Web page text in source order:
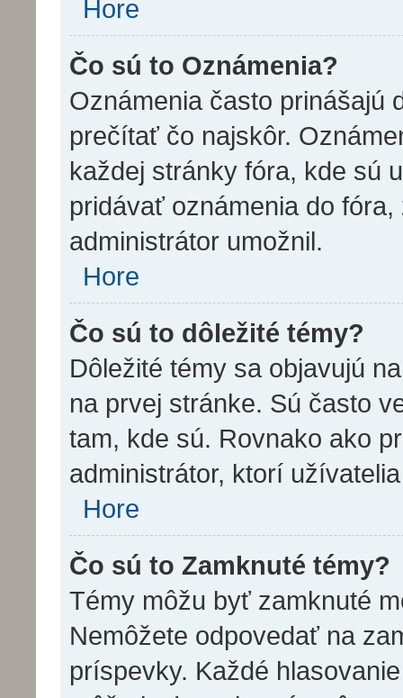
Hore
Čo sú to Oznámenia?
Oznámenia často prinášajú
prečítať čo najskôr.
každej stránky fóra, kde sú
pridávať oznámenia do
administrátor umožnil.
Hore
Čo sú to dôležité témy?
Dôležité témy sa objavujú
na prvej stránke. Sú často
tam, kde sú. Rovnako ako
administrátor, ktorí
Hore
Čo sú to Zamknuté témy?
Témy môžu byť zamknuté
Nemôžete odpovedať na
príspevky. Každé